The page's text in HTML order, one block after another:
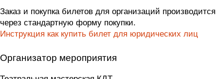
Заказ и покупка билетов для организаций производится
через стандартную форму покупки.
Инструкция как купить билет для юридических лиц
Организатор мероприятия